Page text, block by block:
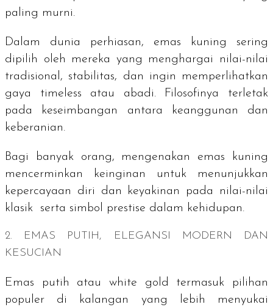
paling murni.
Dalam dunia perhiasan, emas kuning sering
dipilih oleh mereka yang menghargai nilai-nilai
tradisional, stabilitas, dan ingin memperlihatkan
gaya timeless atau abadi. Filosofinya terletak
pada keseimbangan antara keanggunan dan
keberanian.
Bagi banyak orang, mengenakan emas kuning
mencerminkan keinginan untuk menunjukkan
kepercayaan diri dan keyakinan pada nilai-nilai
klasik serta simbol prestise dalam kehidupan.
2. EMAS PUTIH, ELEGANSI MODERN DAN
KESUCIAN
Emas putih atau white gold termasuk pilihan
populer di kalangan yang lebih menyukai